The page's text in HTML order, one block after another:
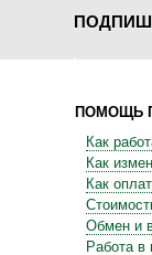
ПОМОЩЬ
Как
Как
Как
Обмен и
Работа